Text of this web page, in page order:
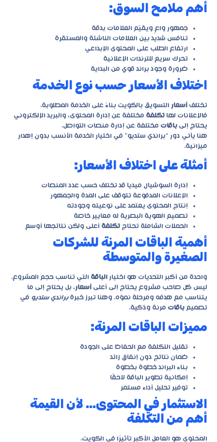
أهم ملامح السوق:
جمهور واعٍ ويقيّم العلامات بدقة
تنافس شديد بين العلامات الناشئة والمستقرة
ارتفاع الطلب على المحتوى الإبداعي
تحرك سريع للترندات الإعلانية
ضرورة وجود براند قوي من البداية
اختلاف الأسعار حسب نوع الخدمة
تختلف أسعار التسويق بالكويت بناءً على الخدمة المطلوبة.
فالإعلانات لها تكلفة مختلفة عن إدارة المحتوى، والبريد الإلكتروني
يحتاج إلى باقات مختلفة عن إدارة منصات التواصل.
هنا يأتي دور “براندي ستديو” في اختيار الخدمة الأنسب بدون إهدار
ميزانية.
أمثلة على اختلاف الأسعار:
إدارة السوشيال ميديا قد تختلف حسب عدد المنصات
الإعلانات المدفوعة تتوقف على المدة والجمهور
إنتاج المحتوى يعتمد على نوعيته وجودته
تصميم الهوية البصرية له معايير خاصة
الحملات الشاملة تحتاج تكلفة أعلى ولكن نتائجها أوسع
أهمية الباقات المرنة للشركات
الصغيرة والمتوسطة
واحدة من أكبر التحديات هو اختيار الباقة التي تناسب حجم المشروع.
ليس كل صاحب مشروع يحتاج إلى أعلى أسعار، بل يحتاج إلى ما
يتناسب مع هدفه ومرحلة نموّه. وهنا تبرز خبرةبراندي ستديو في
تصميم باقات مرنة وذكية.
مميزات الباقات المرنة:
تقليل التكلفة مع الحفاظ على الجودة
ضمان نتائج دون إنفاق زائد
بناء البراند خطوة بخطوة
إمكانية تطوير الباقة لاحقًا
توفير تحليل أداء مستمر
الاستثمار في المحتوى… لأن القيمة
أهم من التكلفة
المحتوى هو العامل الأكبر تأثيرًا في الكويت.